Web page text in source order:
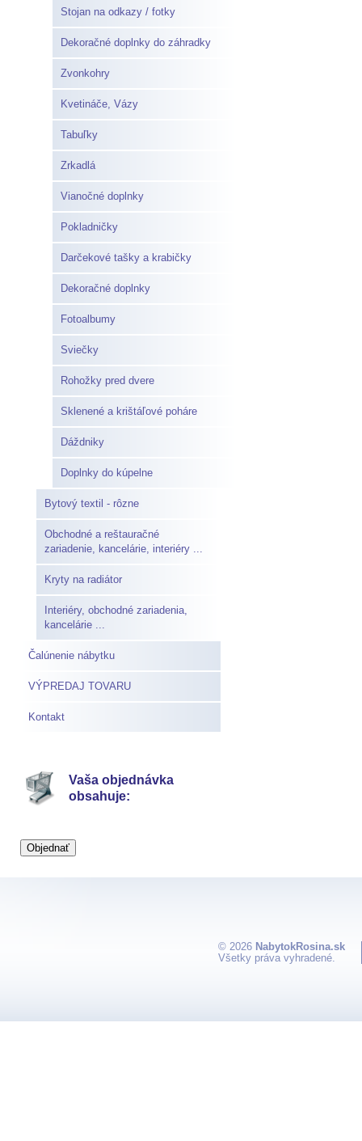
Stojan na odkazy / fotky
Dekoračné doplnky do záhradky
Zvonkohry
Kvetináče, Vázy
Tabuľky
Zrkadlá
Vianočné doplnky
Pokladničky
Darčekové tašky a krabičky
Dekoračné doplnky
Fotoalbumy
Sviečky
Rohožky pred dvere
Sklenené a krištáľové poháre
Dáždniky
Doplnky do kúpelne
Bytový textil - rôzne
Obchodné a reštauračné
zariadenie, kancelárie, interiéry ...
Kryty na radiátor
Interiéry, obchodné zariadenia,
kancelárie ...
Čalúnenie nábytku
VÝPREDAJ TOVARU
Kontakt
Vaša objednávka
obsahuje:
© 2026 NabytokRosina.sk
Všetky práva vyhradené.